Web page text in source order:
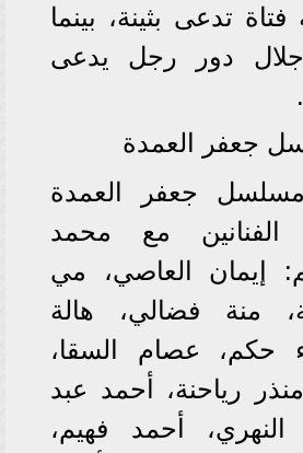
تدعى بثينة، بينما
دور رجل يدعى
جعفر العمدة
جعفر العمدة
الفنانين مع محمد
إيمان العاصي، مي
منة فضالي، هالة
حكم، عصام السقا،
رياحنة، أحمد عبد
النهري، أحمد فهيم،